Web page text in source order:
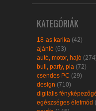
KATEGÓRIÁK
18-as karika (42)
ajánló (63)
autó, motor, hajó
buli, party, pia (72)
csendes PC (29)
design (710)
digitális
egészséges életmód